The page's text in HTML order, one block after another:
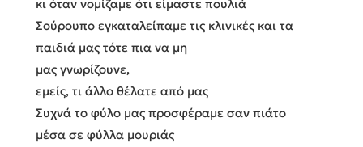
κι όταν νομίζαμε ότι είμαστε πουλιά
Σούρουπο εγκαταλείπαμε τις κλινικές και τα
παιδιά μας τότε πια να μη
μας γνωρίζουνε,
εμείς, τι άλλο θέλατε από μας
Συχνά το φύλο μας προσφέραμε σαν πιάτο
μέσα σε φύλλα μουριάς